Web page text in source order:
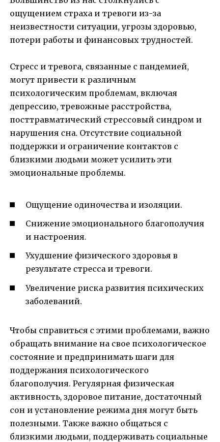
ощущением страха и тревоги из-за
неизвестности ситуации, угрозы здоровью,
потери работы и финансовых трудностей.
Стресс и тревога, связанные с пандемией,
могут привести к различным
психологическим проблемам, включая
депрессию, тревожные расстройства,
посттравматический стрессовый синдром и
нарушения сна. Отсутствие социальной
поддержки и ограничение контактов с
близкими людьми может усилить эти
эмоциональные проблемы.
Ощущение одиночества и изоляции.
Снижение эмоционального благополучия
и настроения.
Ухудшение физического здоровья в
результате стресса и тревоги.
Увеличение риска развития психических
заболеваний.
Чтобы справиться с этими проблемами, важно
обращать внимание на свое психологическое
состояние и предпринимать шаги для
поддержания психологического
благополучия. Регулярная физическая
активность, здоровое питание, достаточный
сон и установление режима дня могут быть
полезными. Также важно общаться с
близкими людьми, поддерживать социальные